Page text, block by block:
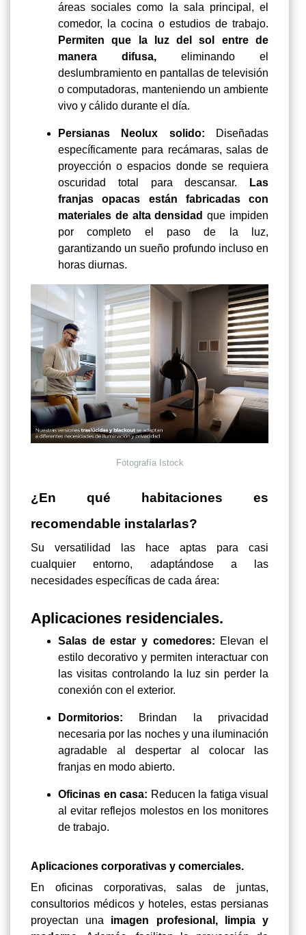
áreas sociales como la sala principal, el
comedor, la cocina o estudios de trabajo.
Permiten que la luz del sol entre de
manera difusa, eliminando el
deslumbramiento en pantallas de televisión
o computadoras, manteniendo un ambiente
vivo y cálido durante el día.
Persianas Neolux solido:
Diseñadas
específicamente para recámaras, salas de
proyección o espacios donde se requiera
oscuridad total para descansar.
Las
franjas opacas están fabricadas con
materiales de alta densidad que impiden
por completo el paso de la luz,
garantizando un sueño profundo incluso en
horas diurnas.
Fotografía Istock
¿En qué habitaciones es
recomendable instalarlas?
Su versatilidad las hace aptas para casi
cualquier entorno, adaptándose a las
necesidades específicas de cada área:
Aplicaciones residenciales.
Salas de estar y comedores: Elevan el
estilo decorativo y permiten interactuar con
las visitas controlando la luz sin perder la
conexión con el exterior.
Dormitorios: Brindan la privacidad
necesaria por las noches y una iluminación
agradable al despertar al colocar las
franjas en modo abierto.
Oficinas en casa: Reducen la fatiga visual
al evitar reflejos molestos en los monitores
de trabajo.
Aplicaciones corporativas y comerciales.
En oficinas corporativas, salas de juntas,
consultorios médicos y hoteles, estas persianas
proyectan una imagen profesional, limpia y